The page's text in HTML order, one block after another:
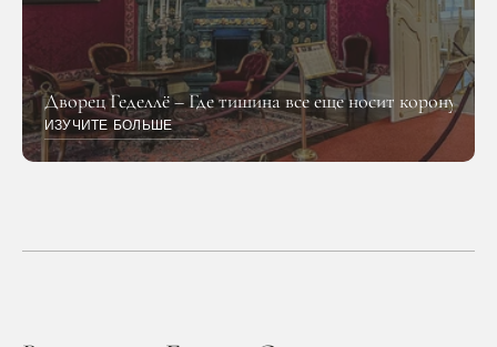
Дворец Геделлё – Где тишина все еще носит корону
ИЗУЧИТЕ БОЛЬШЕ